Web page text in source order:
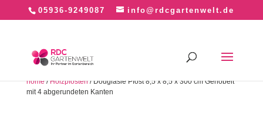
05936-9249087 info@rdcgartenwelt.de
home/Holzpfosten/ Douglasie Pfost 8,5 x 8,5 x 300 cm Gehobelt
mit 4 abgerundeten Kanten